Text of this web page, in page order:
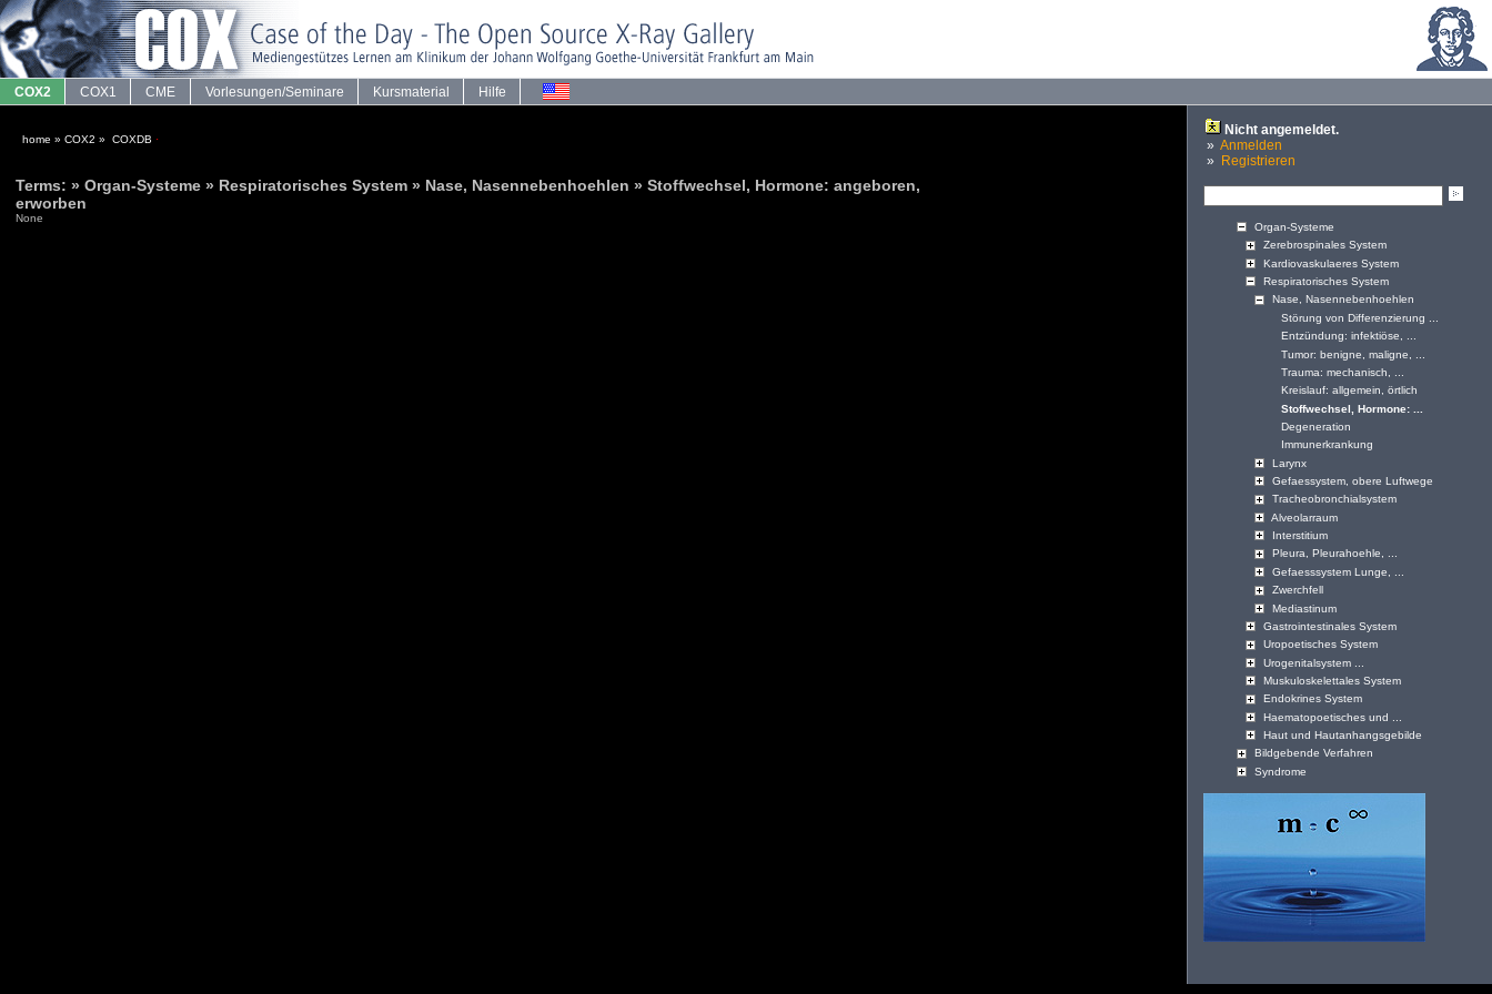
COX2 COX1 CME Vorlesungen/Seminare Kursmaterial Hilfe
home » COX2 » COXDB ·
Terms: » Organ-Systeme » Respiratorisches System » Nase, Nasennebenhoehlen » Stoffwechsel, Hormone: angeboren,
erworben
None
Nicht angemeldet.
» Anmelden
»
Registrieren
Organ-Systeme
Zerebrospinales System
Kardiovaskulaeres System
Respiratorisches System
Nase, Nasennebenhoehlen
Störung von Differenzierung ...
Entzündung: infektiöse, ...
Tumor: benigne, maligne, ...
Trauma: mechanisch, ...
Kreislauf: allgemein, örtlich
Stoffwechsel, Hormone: ...
Degeneration
Immunerkrankung
Larynx
Gefaessystem, obere Luftwege
Tracheobronchialsystem
Alveolarraum
Interstitium
Pleura, Pleurahoehle, ...
Gefaesssystem Lunge, ...
Zwerchfell
Mediastinum
Gastrointestinales System
Uropoetisches System
Urogenitalsystem ...
Muskuloskelettales System
Endokrines System
Haematopoetisches und ...
Haut und Hautanhangsgebilde
Bildgebende Verfahren
Syndrome